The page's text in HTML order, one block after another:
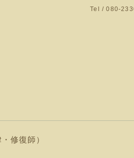
Tel / 080-
修復師）